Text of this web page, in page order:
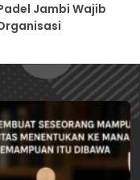
Jambi Wajib